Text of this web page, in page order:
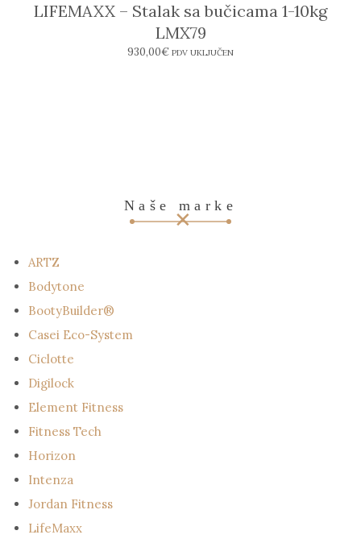
LIFEMAXX – Stalak sa bučicama 1-10kg
LMX79
930,00€ PDV UKLJUČEN
Naše marke
ARTZ
Bodytone
BootyBuilder®
Casei Eco-System
Ciclotte
Digilock
Element Fitness
Fitness Tech
Horizon
Intenza
Jordan Fitness
LifeMaxx